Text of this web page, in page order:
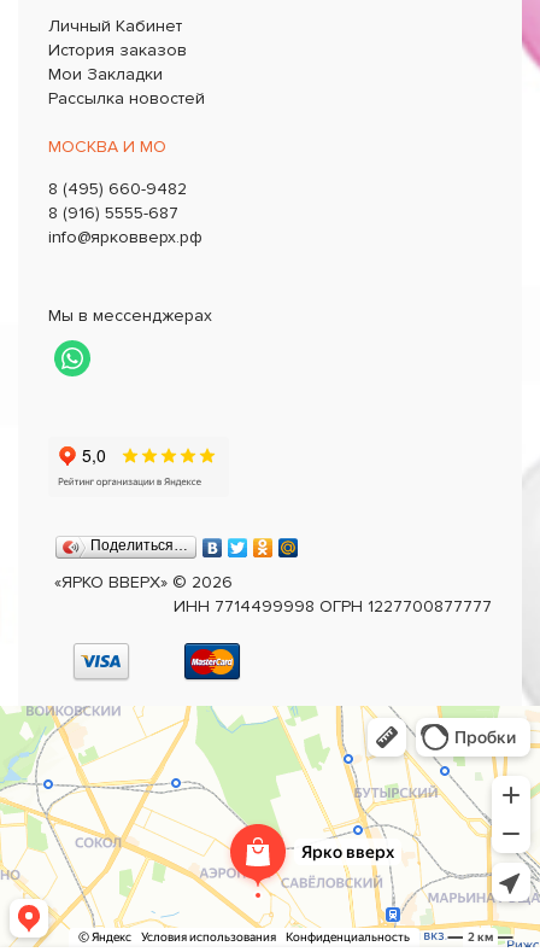
Личный Кабинет
История заказов
Мои Закладки
Рассылка новостей
МОСКВА И МО
8 (495) 660-9482
8 (916) 5555-687
info@ярковверх.рф
Мы в мессенджерах
Поделиться…
«ЯРКО ВВЕРХ» © 2026
ИНН 7714499998 ОГРН 1227700877777